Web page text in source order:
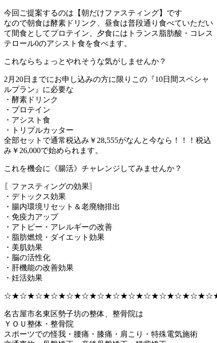
今回ご提案するのは【朝だけファスティング】です
なので朝食は酵素ドリンク、昼食は普段通り食べていただい
て間食としてプロテイン、夕食にはトランス脂肪酸・コレス
テロール0のアシスト食を食べます。
これならちょっとやれそうな気がしませんか？
2月20日までにお申し込みの方に限りこの『10日間スペシャ
ルプラン』に必要な
・酵素ドリンク
・プロテイン
・アシスト食
・トリプルカッター
全部セットで通常税込み￥28,555がなんと今なら！！！税込
み￥26,000で始められます。
これを機会に《腸活》チャレンジしてみませんか？
〖ファスティングの効果〗
・デトックス効果
・腸内環境リセット＆老廃物排出
・免疫力アップ
・アトピー・アレルギーの改善
・脂肪燃焼・ダイエット効果
・美肌効果
・脳の活性化
・肝機能の改善効果
・妊活効果
名古屋市名東区勢子坊の整体、整骨院は
ＹＯＵ整体・整骨院
スポーツでの怪我・腰痛・膝痛・肩こり・特殊電気施術